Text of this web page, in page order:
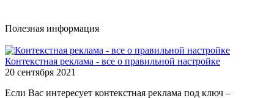
Полезная информация
Контекстная реклама - все о правильной настройке
20 сентября 2021
Если Вас интересует контекстная реклама под ключ –